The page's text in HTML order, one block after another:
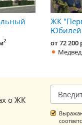
2
ЖК
от 72
о ЖК